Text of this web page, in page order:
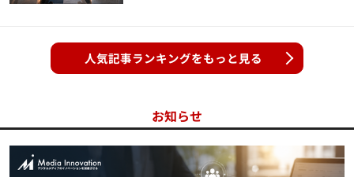
人気記事ランキングをもっと見る
お知らせ